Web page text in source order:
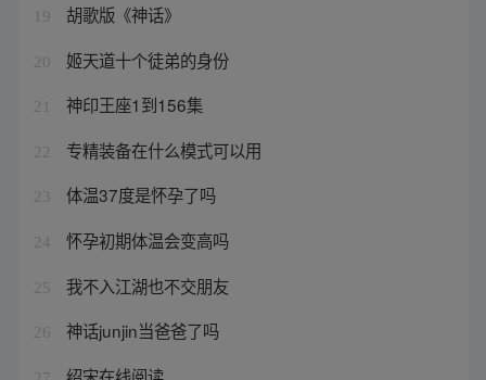
19 胡歌版《神话》
20 姬天道十个徒弟的身份
21 神印王座1到156集
22 专精装备在什么模式可以用
23 体温37度是怀孕了吗
24 怀孕初期体温会变高吗
25 我不入江湖也不交朋友
26 神话junjin当爸爸了吗